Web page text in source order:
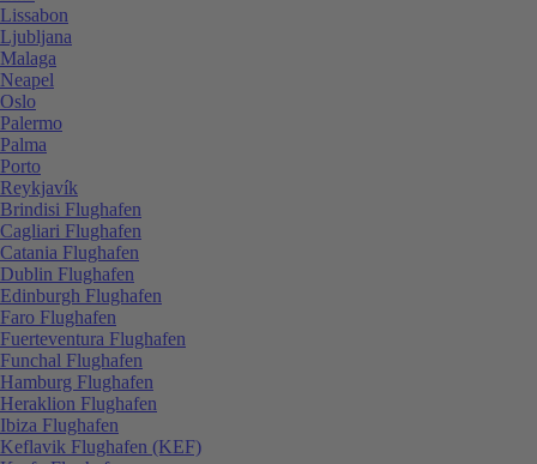
Lissabon
Ljubljana
Malaga
Neapel
Oslo
Palermo
Palma
Porto
Reykjavík
Brindisi Flughafen
Cagliari Flughafen
Catania Flughafen
Dublin Flughafen
Edinburgh Flughafen
Faro Flughafen
Fuerteventura Flughafen
Funchal Flughafen
Hamburg Flughafen
Heraklion Flughafen
Ibiza Flughafen
Keflavik Flughafen (KEF)